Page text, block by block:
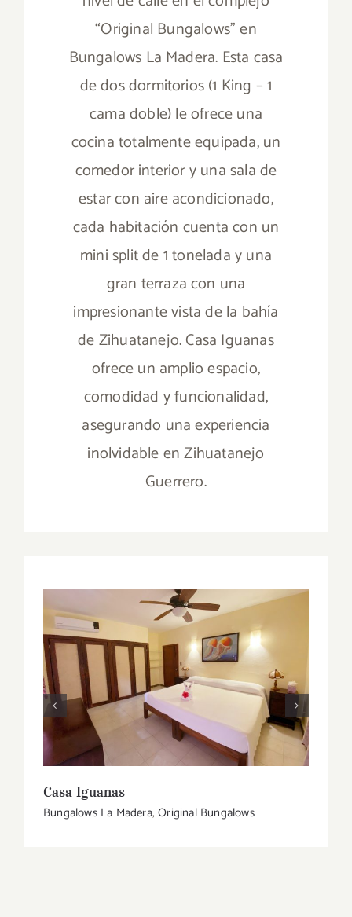
“Original Bungalows” en
Bungalows La Madera. Esta casa
de dos dormitorios (1 King – 1
cama doble) le ofrece una
cocina totalmente equipada, un
comedor interior y una sala de
estar con aire acondicionado,
cada habitación cuenta con un
mini split de 1 tonelada y una
gran terraza con una
impresionante vista de la bahía
de Zihuatanejo. Casa Iguanas
ofrece un amplio espacio,
comodidad y funcionalidad,
asegurando una experiencia
inolvidable en Zihuatanejo
Guerrero.
Casa Iguanas
Bungalows La Madera,Original Bungalows